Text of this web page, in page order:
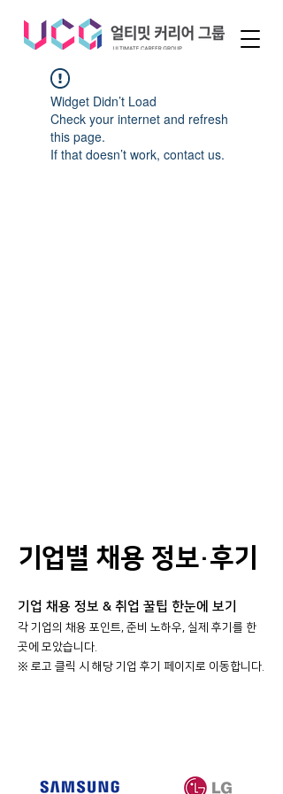
Widget Didn’t Load
Check your internet and refresh
this page.
If that doesn’t work, contact us.
기업별 채용 정보·후기
기업 채용 정보 & 취업 꿀팁 한눈에 보기
각 기업의 채용 포인트, 준비 노하우, 실제 후기를 한
곳에 모았습니다.
​※ 로고 클릭 시 해당 기업 후기 페이지로 이동합니다.